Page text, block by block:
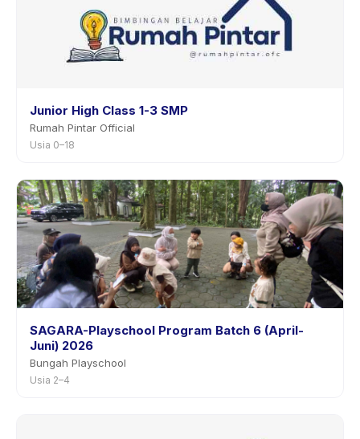
Junior High Class 1-3 SMP
Rumah Pintar Official
Usia 0–18
SAGARA-Playschool Program Batch 6 (April-
Juni) 2026
Bungah Playschool
Usia 2–4